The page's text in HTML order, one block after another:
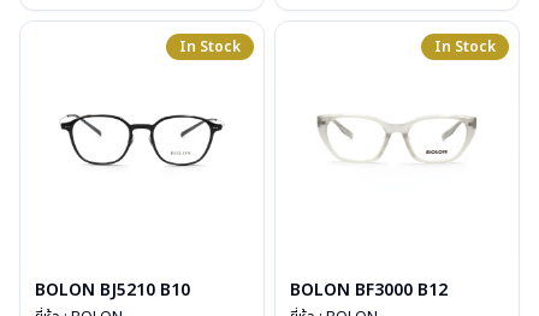
น้ำหนัก : 15 กรัม
อุปกรณ์ : กล่องแว่น, ผ้าเช็ดแว่น
น้ำหนัก : 17 กรัม
อุปกรณ์ : กล่องแว่น, ผ้าเช็ดแว่น
In Stock
BOLON BJ5210 B10
In Stock
BOLON BF3000 B12